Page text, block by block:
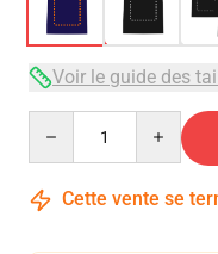
Voir le guide des
Cette vente se